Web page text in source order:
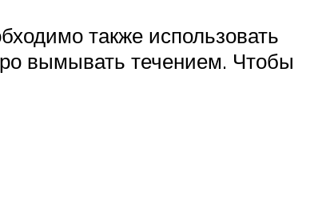
также использовать
вымывать течением. Чтобы